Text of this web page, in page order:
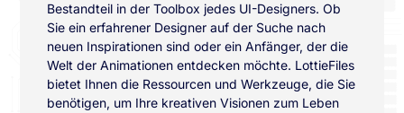
Bestandteil in der Toolbox jedes UI-Designers. Ob
Sie ein erfahrener Designer auf der Suche nach
neuen Inspirationen sind oder ein Anfänger, der die
Welt der Animationen entdecken möchte. LottieFiles
bietet Ihnen die Ressourcen und Werkzeuge, die Sie
benötigen, um Ihre kreativen Visionen zum Leben